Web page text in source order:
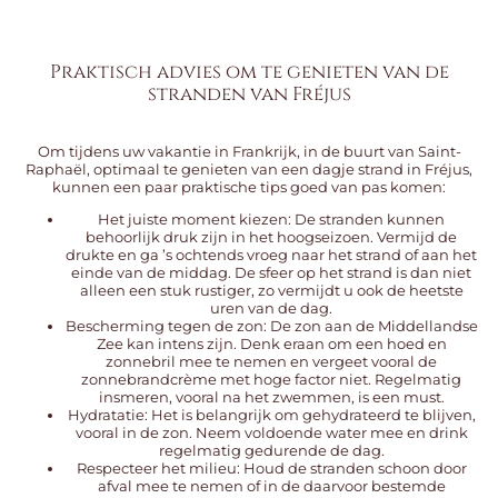
Praktisch advies om te genieten van de
stranden van Fréjus
Om tijdens uw vakantie in Frankrijk, in de buurt van Saint-
Raphaël, optimaal te genieten van een dagje strand in Fréjus,
kunnen een paar praktische tips goed van pas komen:
Het juiste moment kiezen: De stranden kunnen
behoorlijk druk zijn in het hoogseizoen. Vermijd de
drukte en ga ’s ochtends vroeg naar het strand of aan het
einde van de middag. De sfeer op het strand is dan niet
alleen een stuk rustiger, zo vermijdt u ook de heetste
uren van de dag.
Bescherming tegen de zon: De zon aan de Middellandse
Zee kan intens zijn. Denk eraan om een hoed en
zonnebril mee te nemen en vergeet vooral de
zonnebrandcrème met hoge factor niet. Regelmatig
insmeren, vooral na het zwemmen, is een must.
Hydratatie: Het is belangrijk om gehydrateerd te blijven,
vooral in de zon. Neem voldoende water mee en drink
regelmatig gedurende de dag.
Respecteer het milieu: Houd de stranden schoon door
afval mee te nemen of in de daarvoor bestemde